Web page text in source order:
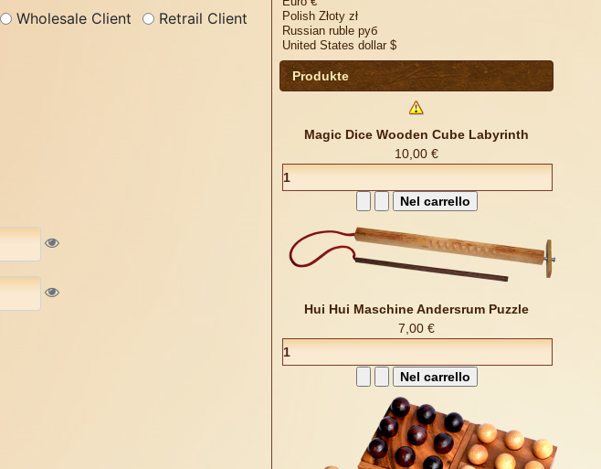
Wholesale Client Retrail Client
Polish Złoty zł
Russian ruble руб
United States dollar $
Produkte
Magic Dice Wooden Cube Labyrinth
10,00 €
Hui Hui Maschine Andersrum Puzzle
7,00 €